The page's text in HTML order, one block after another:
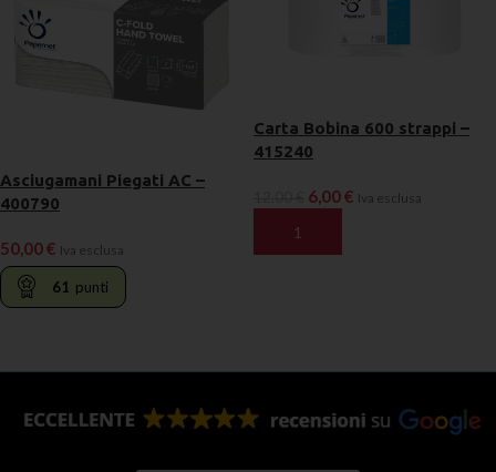
Asciugamani Piegati AC –
400790
50,00€ Iva esclusa
61 punti
Carta Bobina 600 strappi –
415240
6,00€ Iva esclusa
AGGIUNGI AL CARRELLO